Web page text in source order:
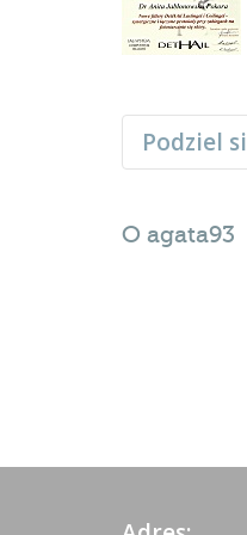
Podziel
O agata93